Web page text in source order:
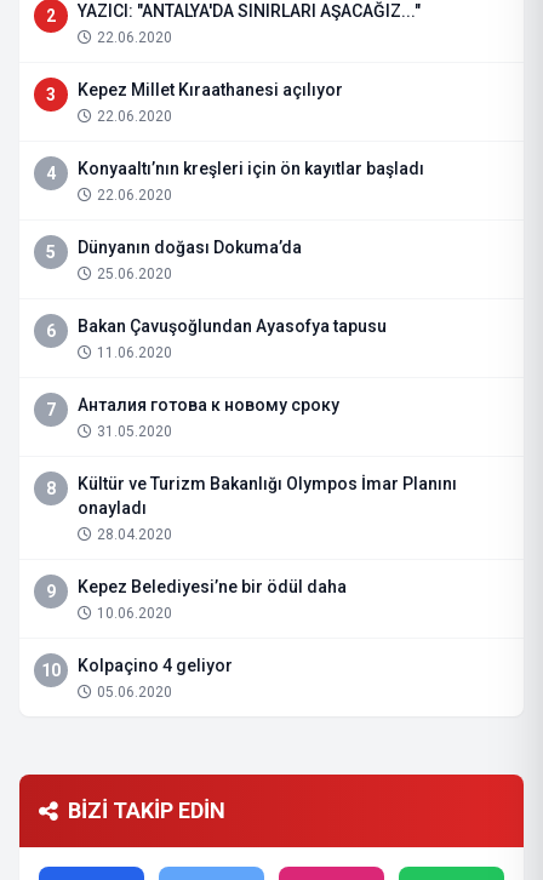
2 YAZICI: "ANTALYA'DA SINIRLARI AŞACAĞIZ..."
22.06.2020
3 Kepez Millet Kıraathanesi açılıyor
22.06.2020
4 Konyaaltı’nın kreşleri için ön kayıtlar başladı
22.06.2020
5 Dünyanın doğası Dokuma’da
25.06.2020
6 Bakan Çavuşoğlundan Ayasofya tapusu
11.06.2020
7 Анталия готова к новому сроку
31.05.2020
8
Kültür ve Turizm Bakanlığı Olympos İmar Planını
onayladı
28.04.2020
9 Kepez Belediyesi’ne bir ödül daha
10.06.2020
10 Kolpaçino 4 geliyor
05.06.2020
BİZİ TAKİP EDİN